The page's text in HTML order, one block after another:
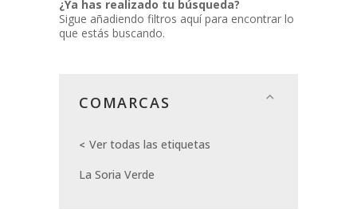
¿Ya has realizado tu búsqueda?
Sigue añadiendo filtros aquí para encontrar lo
que estás buscando.
COMARCAS
Ver todas las etiquetas
La Soria Verde